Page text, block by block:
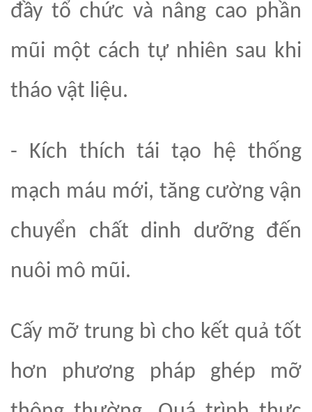
đầy tổ chức và nâng cao phần
mũi một cách tự nhiên sau khi
tháo vật liệu.
- Kích thích táitạo hệ thống
mạch máu mới, tăng cường vận
chuyển chất dinh dưỡng đến
nuôi mô mũi.
Cấy mỡ trung bì cho kết quả tốt
hơn phương pháp ghép mỡ